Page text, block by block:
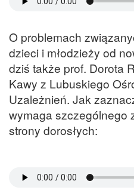
O problemach
dzieci i młodzieży od
dziś także prof. Dorota
Kawy z Lubuskiego
Uzależnień. Jak
wymaga szczególnego
strony dorosłych: